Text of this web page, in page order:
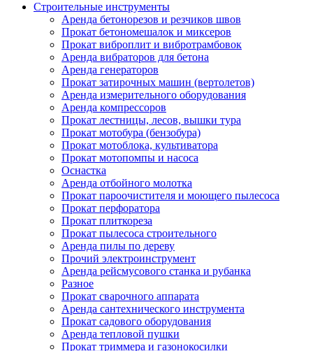
Строительные инструменты
Аренда бетонорезов и резчиков швов
Прокат бетономешалок и миксеров
Прокат виброплит и вибротрамбовок
Аренда вибраторов для бетона
Аренда генераторов
Прокат затирочных машин (вертолетов)
Аренда измерительного оборудования
Аренда компрессоров
Прокат лестницы, лесов, вышки тура
Прокат мотобура (бензобура)
Прокат мотоблока, культиватора
Прокат мотопомпы и насоса
Оснастка
Аренда отбойного молотка
Прокат пароочистителя и моющего пылесоса
Прокат перфоратора
Прокат плиткореза
Прокат пылесоса строительного
Аренда пилы по дереву
Прочий электроинструмент
Аренда рейсмусового станка и рубанка
Разное
Прокат сварочного аппарата
Аренда сантехнического инструмента
Прокат садового оборудования
Аренда тепловой пушки
Прокат триммера и газонокосилки